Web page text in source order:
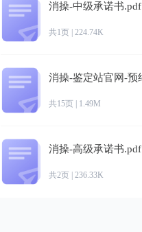
消操-中级承诺书.pdf
共1页 | 224.74K
共15页 | 1.49M
消操-高级承诺书.pdf
共2页 | 236.33K